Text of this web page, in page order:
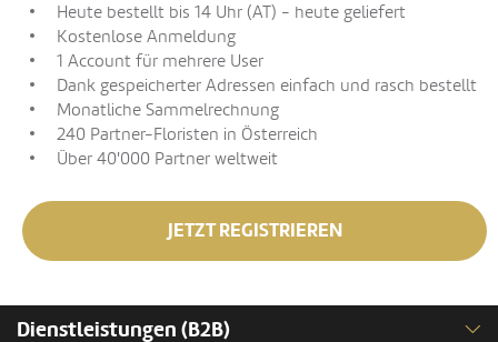
Heute bestellt bis 14 Uhr (AT) - heute geliefert
Kostenlose Anmeldung
1 Account für mehrere User
Dank gespeicherter Adressen einfach und rasch bestellt
Monatliche Sammelrechnung
240 Partner-Floristen in Österreich
Über 40'000 Partner weltweit
JETZT REGISTRIEREN
Dienstleistungen (B2B)